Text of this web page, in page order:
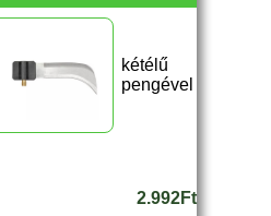
kétélű
pengével
2.992Ft